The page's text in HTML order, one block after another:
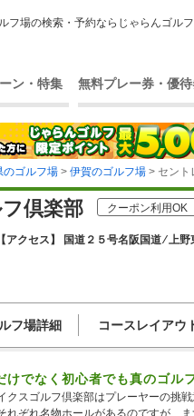
フ場の検索・予約ならじゃらんゴルフ
ン・特集 無料プレー券・優
のゴルフ場 > 伊賀のゴルフ場 > セント
倶楽部 クーポン利用OK
【アクセス】 国道２５号名阪国道 ⁄ 上
フ場詳細 コースレイアウ
けでなく初心者でも真のゴル
クスゴルフ倶楽部はプレーヤーの挑